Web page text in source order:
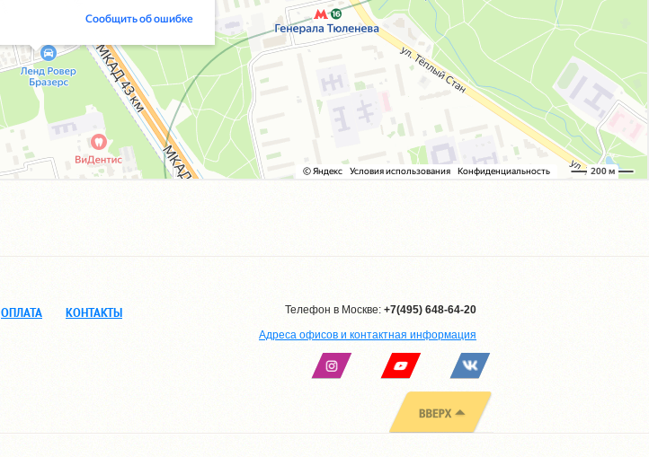
ОПЛАТА КОНТАКТЫ Телефон в Москве: +7(495) 648-64-20
Адреса офисов и контактная информация